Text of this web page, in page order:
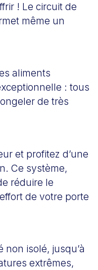
! Le circuit de
même un
aliments
: tous
de très
et profitez d’une
Ce système,
réduire le
de votre porte
isolé, jusqu’à
extrêmes,